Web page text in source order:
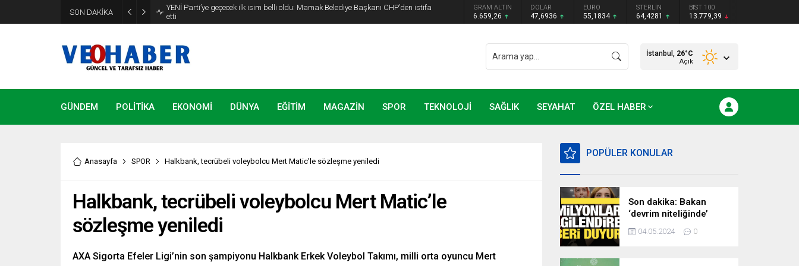
SON DAKİKA
YENİ Parti’ye geçecek ilk isim belli oldu: Mamak Belediye Başkanı CHP’den istifa
etti
GRAM ALTIN
6.659,26
DOLAR
47,6936
EURO
55,1834
STERLİN
64,4281
BIST 100
13.779,39
İstanbul, 26°C
Açık
GÜNDEM POLİTİKA EKONOMİ DÜNYA EĞİTİM MAGAZİN SPOR TEKNOLOJİ SAĞLIK SEYAHAT ÖZEL HABER
Anasayfa SPOR Halkbank, tecrübeli voleybolcu Mert Matic’le sözleşme yeniledi
Halkbank, tecrübeli voleybolcu Mert Matic’le
sözleşme yeniledi
AXA Sigorta Efeler Ligi’nin son şampiyonu Halkbank Erkek Voleybol Takımı, milli orta oyuncu Mert
POPÜLER KONULAR
Son dakika: Bakan
‘devrim niteliğinde’
deyip duyurdu!
Milyonları ilgilendiren
04.05.2024 0